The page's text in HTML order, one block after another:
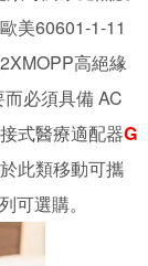
美60601-1-11
高絕緣
必須具備 AC
式醫療適配器G
此類移動可攜
可選購。